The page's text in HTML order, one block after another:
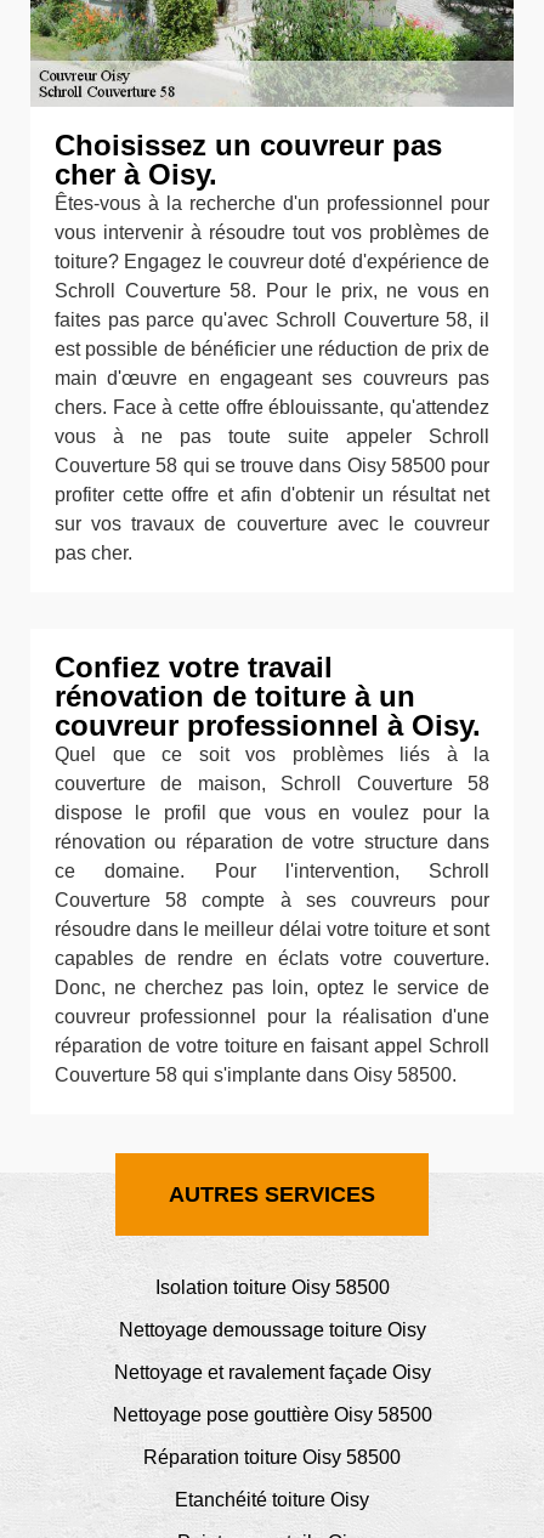
Choisissez un couvreur pas
cher à Oisy.
Êtes-vous à la recherche d'un professionnel pour
vous intervenir à résoudre tout vos problèmes de
toiture? Engagez le couvreur doté d'expérience de
Schroll Couverture 58. Pour le prix, ne vous en
faites pas parce qu'avec Schroll Couverture 58, il
est possible de bénéficier une réduction de prix de
main d'œuvre en engageant ses couvreurs pas
chers. Face à cette offre éblouissante, qu'attendez
vous à ne pas toute suite appeler Schroll
Couverture 58 qui se trouve dans Oisy 58500 pour
profiter cette offre et afin d'obtenir un résultat net
sur vos travaux de couverture avec le couvreur
pas cher.
Confiez votre travail
rénovation de toiture à un
couvreur professionnel à Oisy.
Quel que ce soit vos problèmes liés à la
couverture de maison, Schroll Couverture 58
dispose le profil que vous en voulez pour la
rénovation ou réparation de votre structure dans
ce domaine. Pour l'intervention, Schroll
Couverture 58 compte à ses couvreurs pour
résoudre dans le meilleur délai votre toiture et sont
capables de rendre en éclats votre couverture.
Donc, ne cherchez pas loin, optez le service de
couvreur professionnel pour la réalisation d'une
réparation de votre toiture en faisant appel Schroll
Couverture 58 qui s'implante dans Oisy 58500.
AUTRES SERVICES
Isolation toiture Oisy 58500
Nettoyage demoussage toiture Oisy
Nettoyage et ravalement façade Oisy
Nettoyage pose gouttière Oisy 58500
Réparation toiture Oisy 58500
Etanchéité toiture Oisy